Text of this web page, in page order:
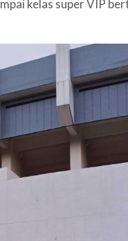
kelas super VIP